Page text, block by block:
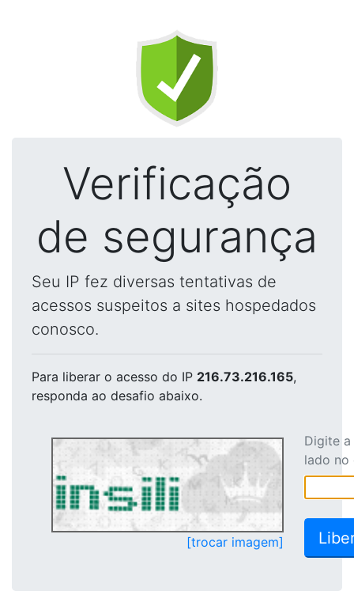
Verificação
de segurança
Seu IP fez diversas tentativas de
acessos suspeitos a sites hospedados
conosco.
Para liberar o acesso do IP 216.73.216.165,
responda ao desafio abaixo.
[trocar imagem]
Digite
lado no